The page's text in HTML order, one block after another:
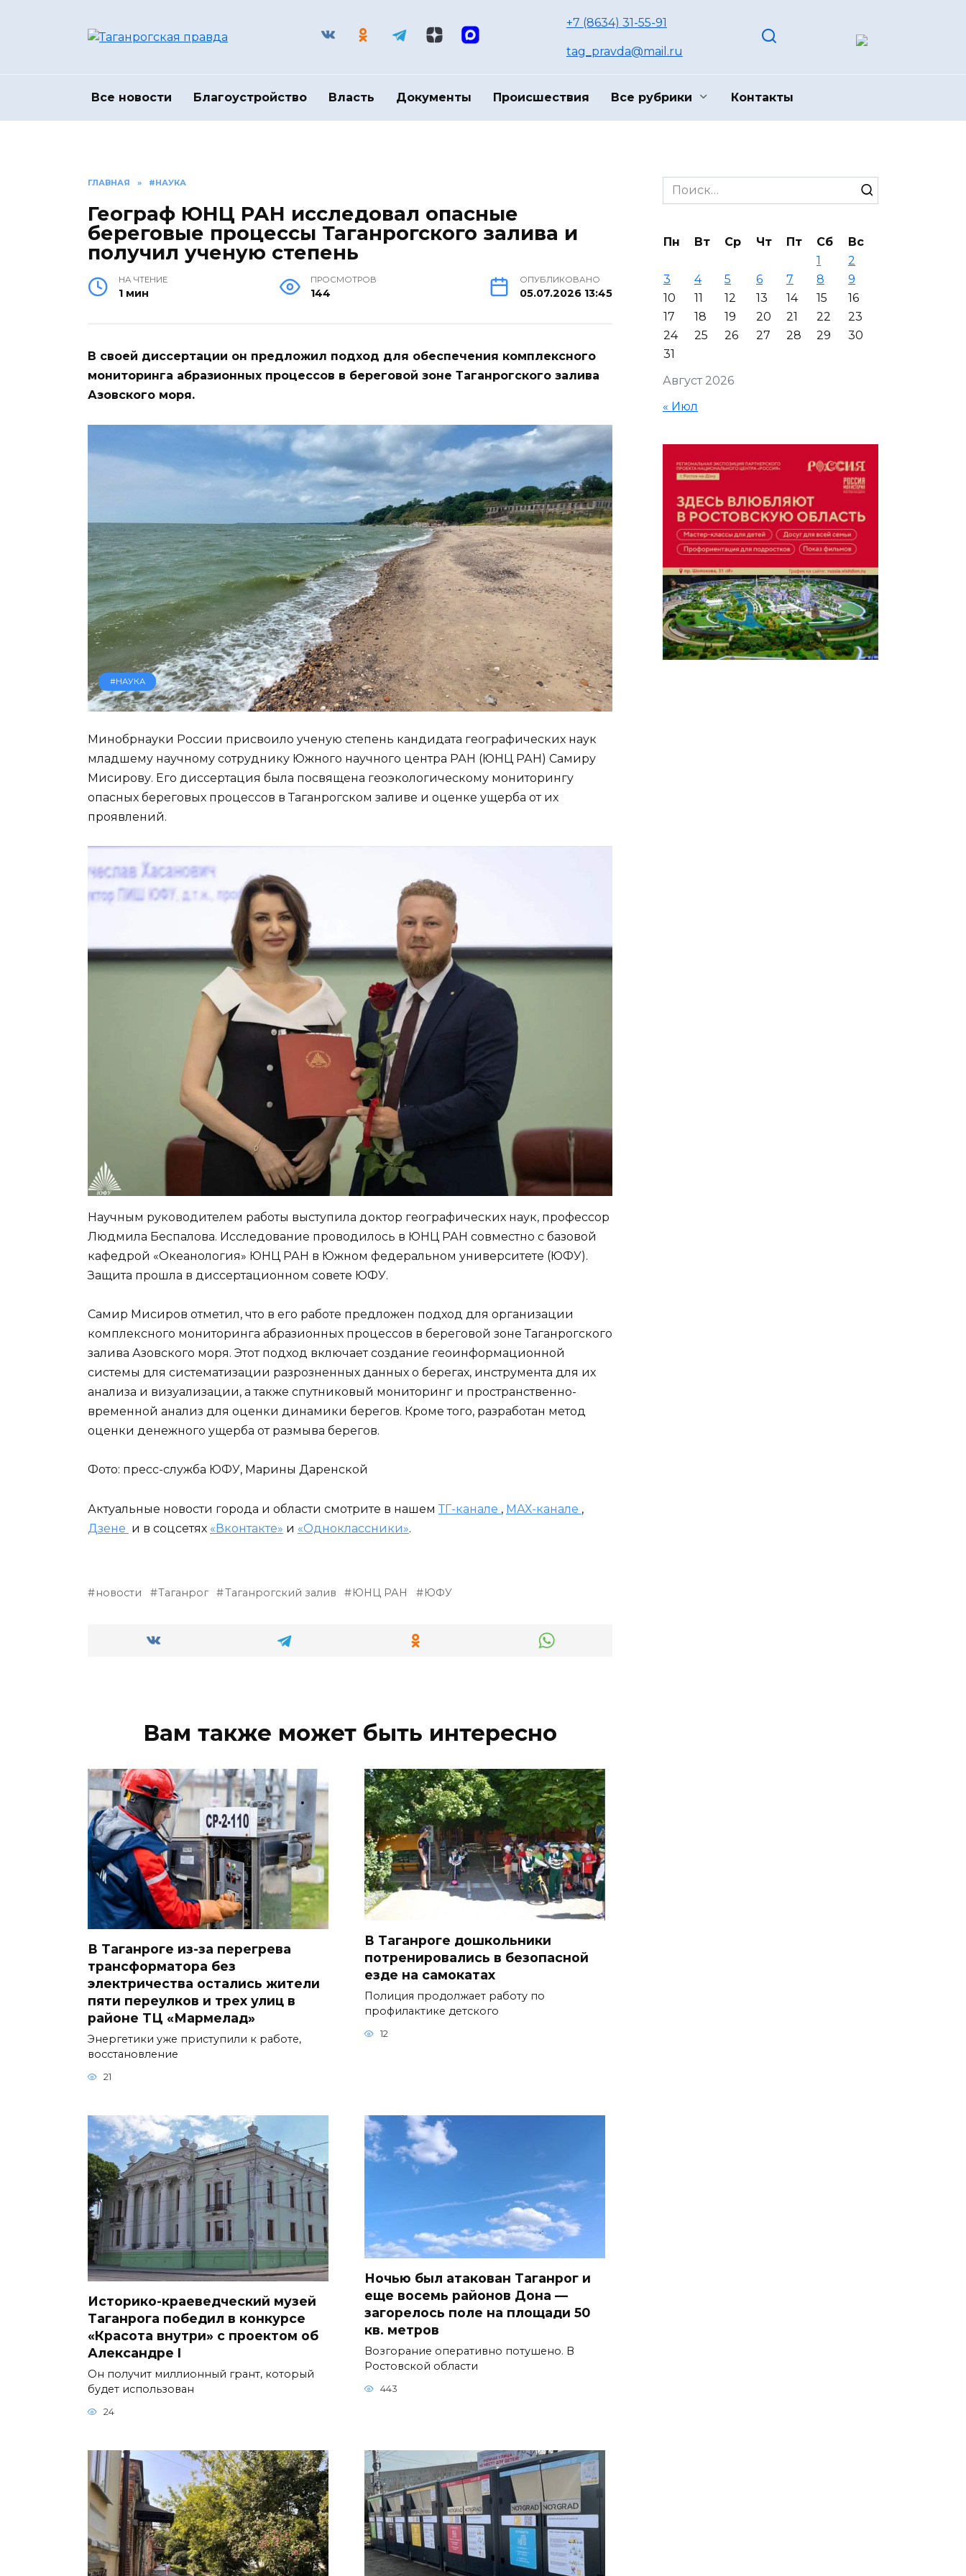
+7 (8634) 31-55-91
tag_pravda@mail.ru
Все новости Благоустройство Власть Документы Происшествия Все рубрики Контакты
ГЛАВНАЯ » #НАУКА
Географ ЮНЦ РАН исследовал опасные
береговые процессы Таганрогского залива и
получил ученую степень
НА ЧТЕНИЕ
1 мин
ПРОСМОТРОВ
144
ОПУБЛИКОВАНО
05.07.2026 13:45
В своей диссертации он предложил подход для обеспечения комплексного
мониторинга абразионных процессов в береговой зоне Таганрогского залива
Азовского моря.
#НАУКА
Минобрнауки России присвоило ученую степень кандидата географических наук
младшему научному сотруднику Южного научного центра РАН (ЮНЦ РАН) Самиру
Мисирову. Его диссертация была посвящена геоэкологическому мониторингу
опасных береговых процессов в Таганрогском заливе и оценке ущерба от их
проявлений.
Научным руководителем работы выступила доктор географических наук, профессор
Людмила Беспалова. Исследование проводилось в ЮНЦ РАН совместно с базовой
кафедрой «Океанология» ЮНЦ РАН в Южном федеральном университете (ЮФУ).
Защита прошла в диссертационном совете ЮФУ.
Самир Мисиров отметил, что в его работе предложен подход для организации
комплексного мониторинга абразионных процессов в береговой зоне Таганрогского
залива Азовского моря. Этот подход включает создание геоинформационной
системы для систематизации разрозненных данных о берегах, инструмента для их
анализа и визуализации, а также спутниковый мониторинг и пространственно-
временной анализ для оценки динамики берегов. Кроме того, разработан метод
оценки денежного ущерба от размыва берегов.
Фото: пресс-служба ЮФУ, Марины Даренской
Актуальные новости города и области смотрите в нашем ТГ-канале , МАХ-канале ,
Дзене и в соцсетях «Вконтакте» и «Одноклассники».
новости Таганрог Таганрогский залив ЮНЦ РАН ЮФУ
Вам также может быть интересно
В Таганроге из-за перегрева
трансформатора без
электричества остались жители
пяти переулков и трех улиц в
районе ТЦ «Мармелад»
Энергетики уже приступили к работе,
восстановление
21
В Таганроге дошкольники
потренировались в безопасной
езде на самокатах
Полиция продолжает работу по
профилактике детского
12
Историко-краеведческий музей
Таганрога победил в конкурсе
«Красота внутри» с проектом об
Александре I
Он получит миллионный грант, который
будет использован
24
Ночью был атакован Таганрог и
еще восемь районов Дона —
загорелось поле на площади 50
кв. метров
Возгорание оперативно потушено. В
Ростовской области
443
Search
for:
Август 2026
Пн Вт Ср Чт Пт Сб
Вс
1
2
3
4 5 6 7 8
9
10
11 12 13 14 15
16
17
18 19 20 21 22
23
24
25 26 27 28 29
30
31
« Июл